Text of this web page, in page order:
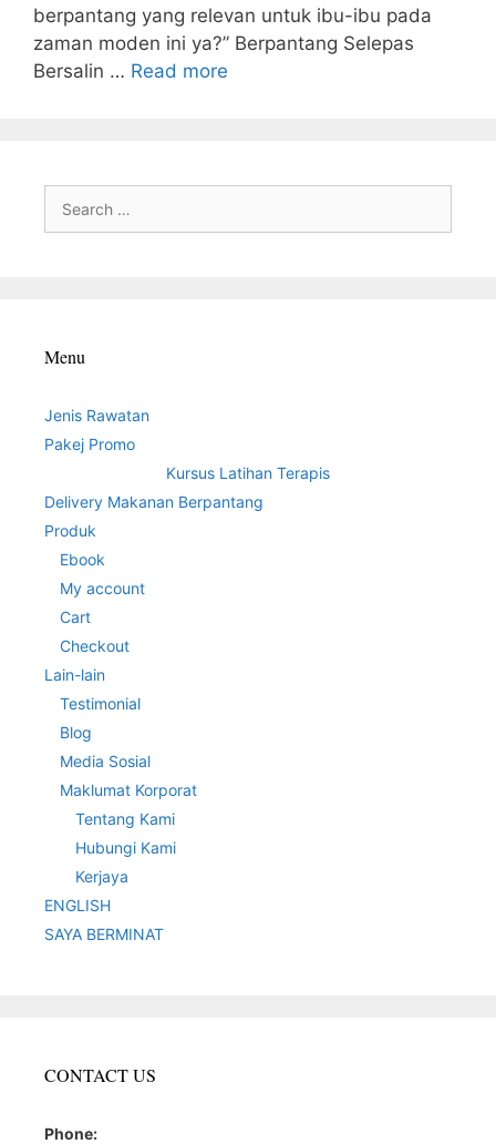
berpantang yang relevan untuk ibu-ibu pada
zaman moden ini ya?” Berpantang Selepas
Bersalin … Read more
for:
Menu
Jenis Rawatan
Pakej Promo
Kursus Latihan Terapis
Delivery Makanan Berpantang
Produk
Ebook
My account
Cart
Checkout
Lain-lain
Testimonial
Blog
Media Sosial
Maklumat Korporat
Tentang Kami
Hubungi Kami
Kerjaya
ENGLISH
SAYA BERMINAT
CONTACT US
Phone: